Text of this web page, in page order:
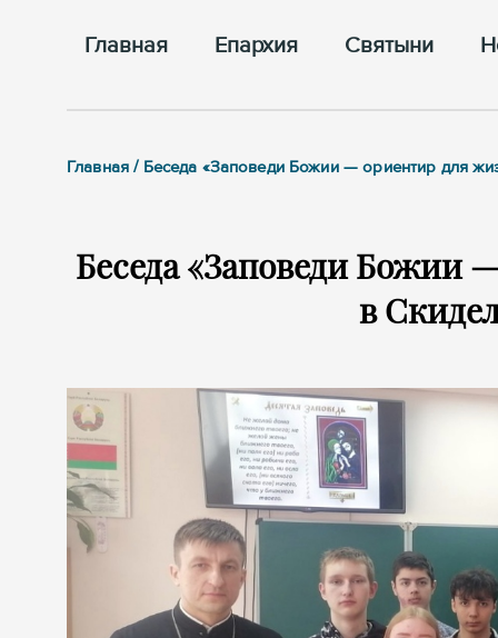
Главная Епархия Cвятыни
Главная / Беседа «Заповеди Божии — ориентир для
Беседа «Заповеди Божии
в